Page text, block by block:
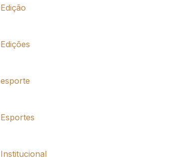
Edição
Edições
esporte
Esportes
Institucional